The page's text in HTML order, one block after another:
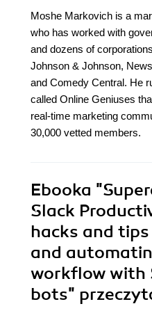
Moshe Markovich is a
who has worked with
and dozens of
Johnson & Johnson,
and Comedy Central. He
called Online Geniuses
real-time marketing
30,000 vetted members.
Ebooka
Slack
hacks and
and
workflow with
bots"